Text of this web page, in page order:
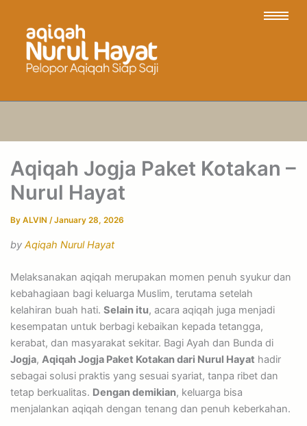
Aqiqah Jogja Paket Kotakan –
Nurul Hayat
By ALVIN /January 28, 2026
by Aqiqah Nurul Hayat
Melaksanakan aqiqah merupakan momen penuh syukur dan
kebahagiaan bagi keluarga Muslim, terutama setelah
kelahiran buah hati. Selain itu, acara aqiqah juga menjadi
kesempatan untuk berbagi kebaikan kepada tetangga,
kerabat, dan masyarakat sekitar. Bagi Ayah dan Bunda di
Jogja, Aqiqah Jogja Paket Kotakan dari Nurul Hayat hadir
sebagai solusi praktis yang sesuai syariat, tanpa ribet dan
tetap berkualitas. Dengan demikian, keluarga bisa
menjalankan aqiqah dengan tenang dan penuh keberkahan.